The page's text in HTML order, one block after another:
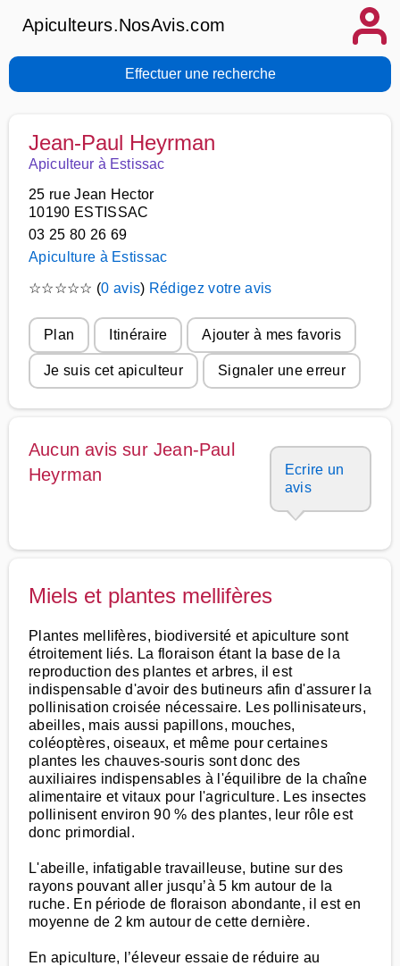
Apiculteurs.NosAvis.com
Effectuer une recherche
Jean-Paul Heyrman
Apiculteur à Estissac
25 rue Jean Hector
10190 ESTISSAC
03 25 80 26 69
Apiculture à Estissac
☆☆☆☆☆ (0 avis) Rédigez votre avis
Plan Itinéraire Ajouter à mes favoris
Je suis cet apiculteur Signaler une erreur
Aucun avis sur Jean-Paul
Heyrman
Ecrire un
avis
Miels et plantes mellifères
Plantes mellifères, biodiversité et apiculture sont
étroitement liés. La floraison étant la base de la
reproduction des plantes et arbres, il est
indispensable d'avoir des butineurs afin d'assurer la
pollinisation croisée nécessaire. Les pollinisateurs,
abeilles, mais aussi papillons, mouches,
coléoptères, oiseaux, et même pour certaines
plantes les chauves-souris sont donc des
auxiliaires indispensables à l'équilibre de la chaîne
alimentaire et vitaux pour l'agriculture. Les insectes
pollinisent environ 90 % des plantes, leur rôle est
donc primordial.
L'abeille, infatigable travailleuse, butine sur des
rayons pouvant aller jusqu’à 5 km autour de la
ruche. En période de floraison abondante, il est en
moyenne de 2 km autour de cette dernière.
En apiculture, l’éleveur essaie de réduire au